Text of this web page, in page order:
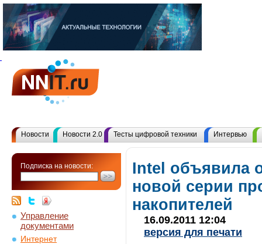
Новости Новости 2.0 Тесты цифровой техники Интервью
Подписка на новости:
Управление
документами
Интернет
Intel объявила
новой серии
накопителей
16.09.2011 12:04
версия для печати